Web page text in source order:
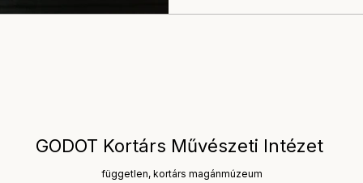
GODOT Kortárs Művészeti Intézet
független, kortárs magánmúzeum